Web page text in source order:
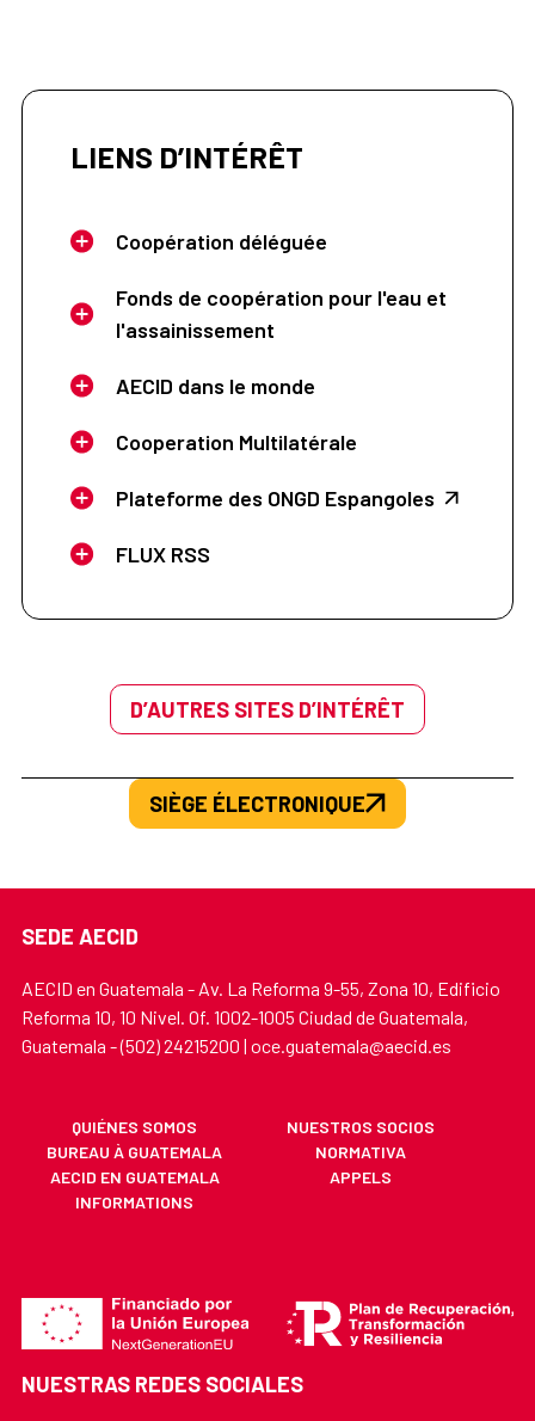
LIENS D’INTÉRÊT
Coopération déléguée
Fonds de coopération pour l'eau et
l'assainissement
AECID dans le monde
Cooperation Multilatérale
Plateforme des ONGD Espangoles
FLUX RSS
D’AUTRES SITES D’INTÉRÊT
SIÈGE ÉLECTRONIQUE
SEDE AECID
AECID en Guatemala - Av. La Reforma 9-55, Zona 10, Edificio
Reforma 10, 10 Nivel. Of. 1002-1005 Ciudad de Guatemala,
Guatemala - (502) 24215200 | oce.guatemala@aecid.es
QUIÉNES SOMOS
NUESTROS SOCIOS
BUREAU À GUATEMALA
NORMATIVA
AECID EN GUATEMALA
APPELS
INFORMATIONS
NUESTRAS REDES SOCIALES